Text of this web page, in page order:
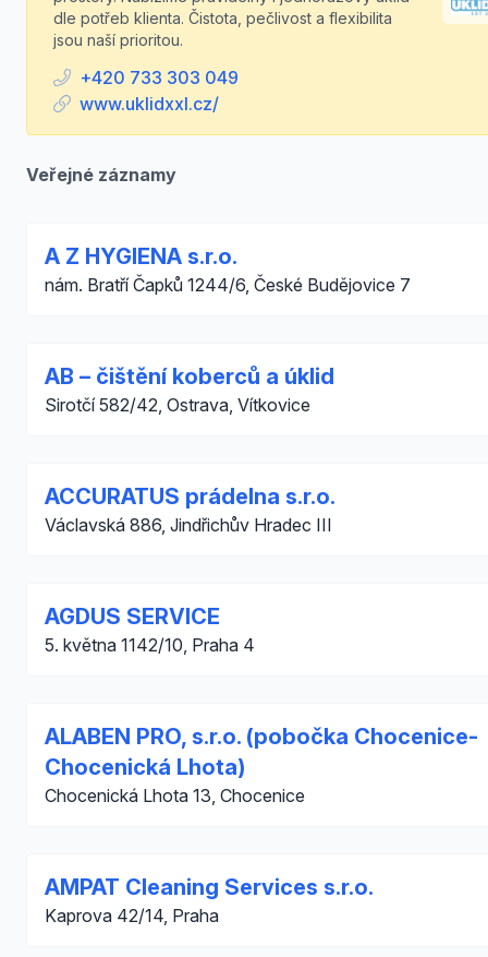
dle potřeb klienta. Čistota, pečlivost a flexibilita
jsou naší prioritou.
+420 733 303 049
www.uklidxxl.cz/
Veřejné záznamy
A Z HYGIENA s.r.o.
nám. Bratří Čapků 1244/6, České Budějovice 7
AB – čištění koberců a úklid
Sirotčí 582/42, Ostrava, Vítkovice
ACCURATUS prádelna s.r.o.
Václavská 886, Jindřichův Hradec III
AGDUS SERVICE
5. května 1142/10, Praha 4
ALABEN PRO, s.r.o. (pobočka Chocenice-
Chocenická Lhota)
Chocenická Lhota 13, Chocenice
AMPAT Cleaning Services s.r.o.
Kaprova 42/14, Praha